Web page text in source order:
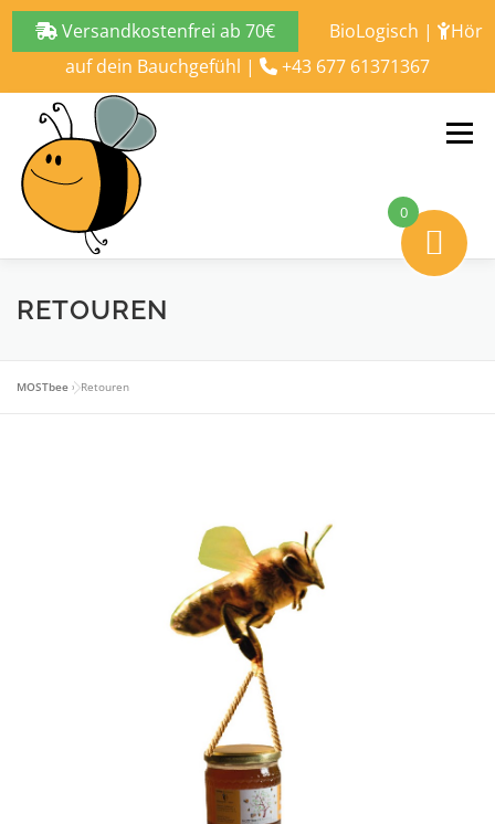
Versandkostenfrei ab 70€ BioLogisch |
Hör
auf dein Bauchgefühl | +43 677 61371367
springen
Menü
ALLES ÜBER
RETOUREN
MOSTbee »Retouren
0